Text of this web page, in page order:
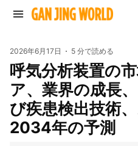
2026年6月17日 5 分で読める
呼気分析装置の
ア、業界の成長
び疾患検出技術
2034年の予測